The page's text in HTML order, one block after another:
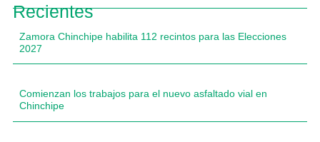
Recientes
Zamora Chinchipe habilita 112 recintos para las Elecciones
2027
Comienzan los trabajos para el nuevo asfaltado vial en
Chinchipe